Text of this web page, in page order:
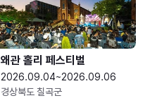
왜관 홀리 페스티벌
2026.09.04~2026.09.06
경상북도 칠곡군